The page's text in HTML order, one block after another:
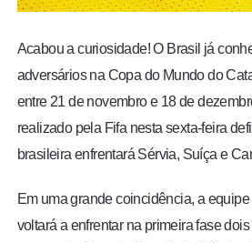
TV LPB
FOTOS
Acabou a curiosidade! O Brasil já
adversários na Copa do Mundo do
entre 21 de novembro e 18 de
realizado pela Fifa nesta sexta-feira
brasileira enfrentará Sérvia, Suíça e
Em uma grande coincidência, a
voltará a enfrentar na primeira fase